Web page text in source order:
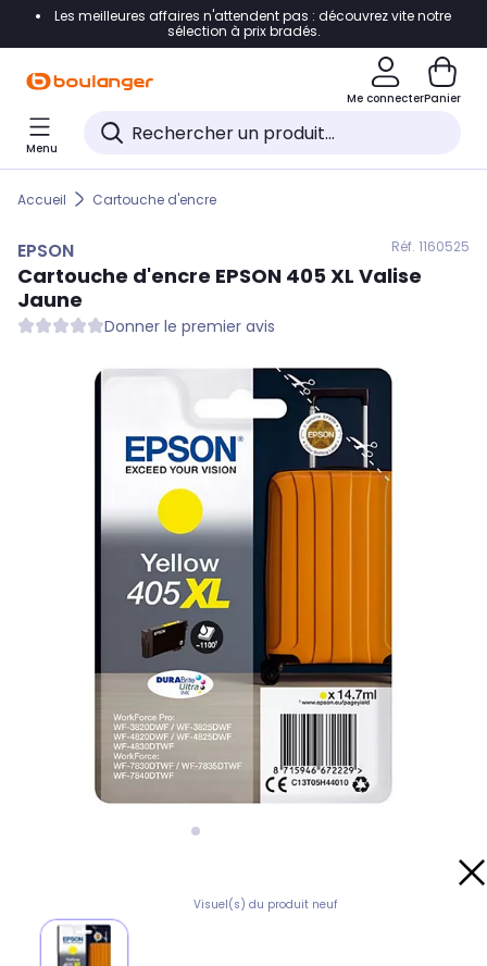
Accéder directement à la navigation
Accéder directement au pied de page
Accéder directement au chatbot
Les meilleures affaires n'attendent pas : découvrez vite notre
sélection à prix bradés.
Me connecterPanier
Menu
Accueil Cartouche d'encre
EPSON Réf. 1160525
Cartouche d'encre EPSON 405 XL Valise
Jaune
Donner le premier avis
Visuel(s) du produit neuf